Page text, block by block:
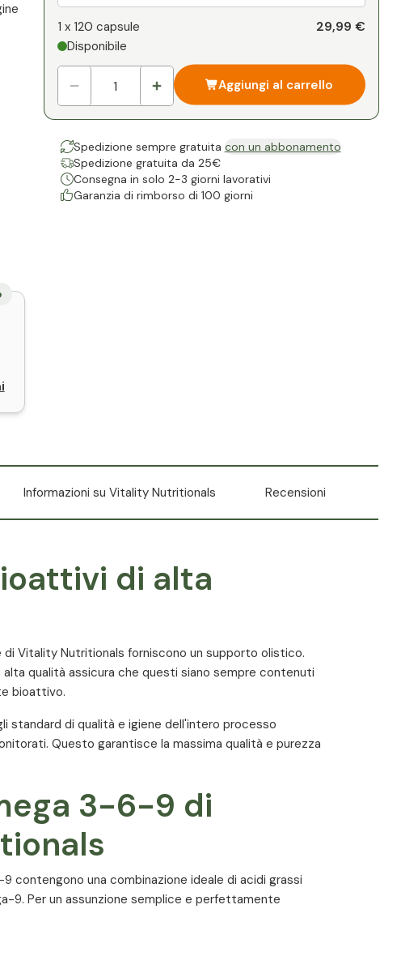
1x 0,00 €
1 x 120 capsule
Disponibile
29,99 €
Aggiungi al carrello
Spedizione sempre gratuita con un abbonamento
Spedizione gratuita da 25€
Consegna in solo 2-3 giorni lavorativi
Garanzia di rimborso di 100 giorni
Informazioni su Vitality Nutritionals Recensioni
di alta
Vitality Nutritionals forniscono un supporto olistico.
qualità assicura che questi siano sempre contenuti
bioattivo.
standard di qualità e igiene dell'intero processo
Questo garantisce la massima qualità e purezza
3-6-9 di
contengono una combinazione ideale di acidi grassi
9. Per un assunzione semplice e perfettamente